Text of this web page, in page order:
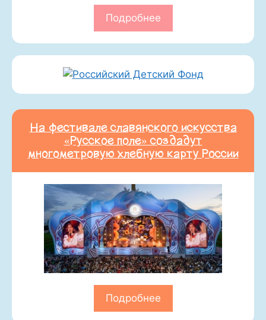
Подробнее
На фестивале славянского искусства
«Русское поле» создадут
многометровую хлебную карту России
Подробнее